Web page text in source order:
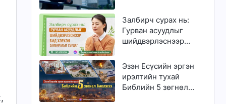
бодогдуулна
Залбирч сурах нь:
Гурван асуудлыг
шийдвэрлэснээр
залбирахыг сурдаг
Эзэн Есүсийн эргэн
ирэлтийн тухай
Библийн 5 зөгнөл